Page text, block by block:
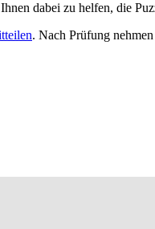
dabei zu helfen, die
. Nach Prüfung